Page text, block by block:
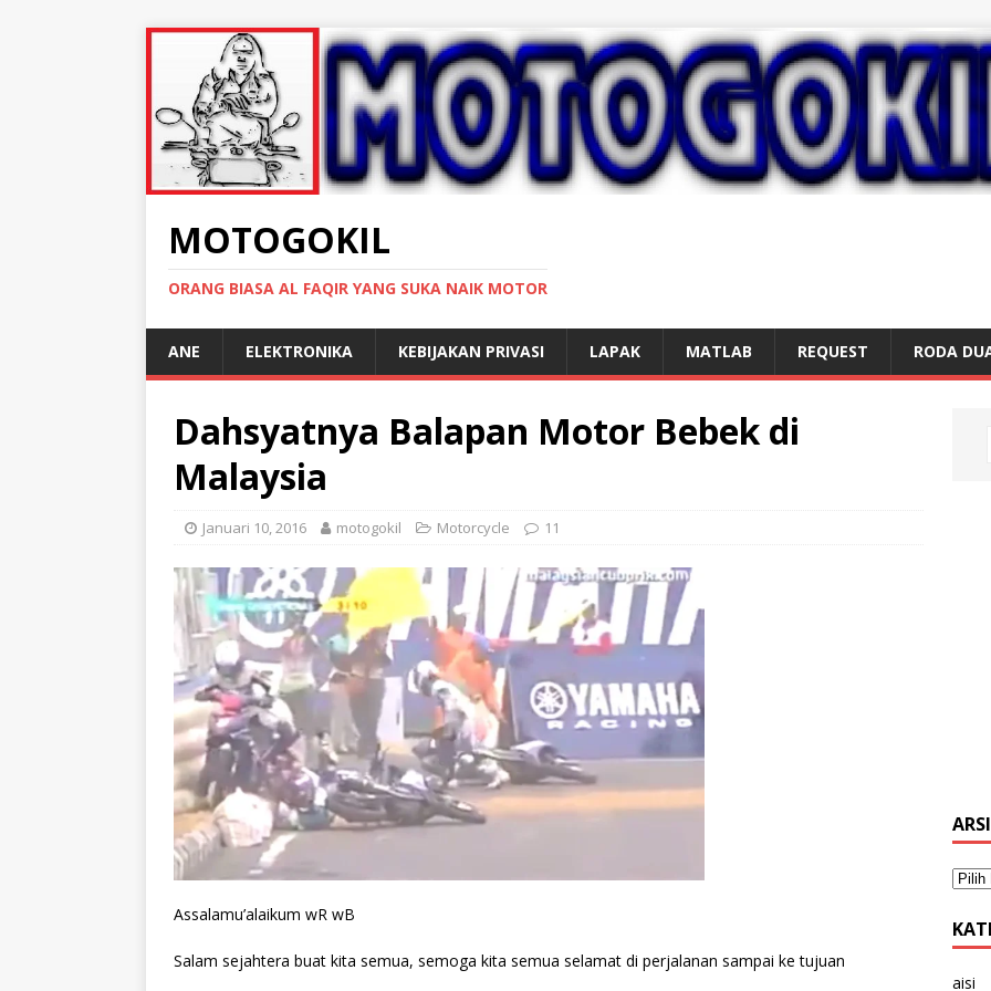
MOTOGOKIL
ORANG BIASA AL FAQIR YANG SUKA NAIK MOTOR
ANE ELEKTRONIKA KEBIJAKAN PRIVASI LAPAK MATLAB REQUEST RODA
Dahsyatnya Balapan Motor Bebek di
Malaysia
Januari 10, 2016 motogokil Motorcycle 11
Assalamu’alaikum wR wB
Salam sejahtera buat kita semua, semoga kita semua selamat di perjalanan sampai ke tujuan
aisi